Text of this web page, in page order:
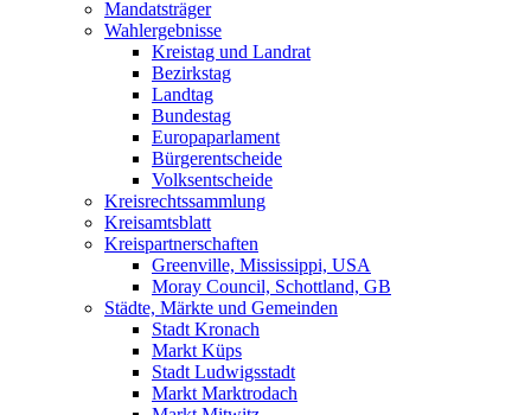
Mandatsträger
Wahlergebnisse
Kreistag und Landrat
Bezirkstag
Landtag
Bundestag
Europaparlament
Bürgerentscheide
Volksentscheide
Kreisrechtssammlung
Kreisamtsblatt
Kreispartnerschaften
Greenville, Mississippi, USA
Moray Council, Schottland, GB
Städte, Märkte und Gemeinden
Stadt Kronach
Markt Küps
Stadt Ludwigsstadt
Markt Marktrodach